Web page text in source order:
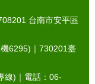
台南市安平區
6295)｜ 730201臺
線)｜電話：06-